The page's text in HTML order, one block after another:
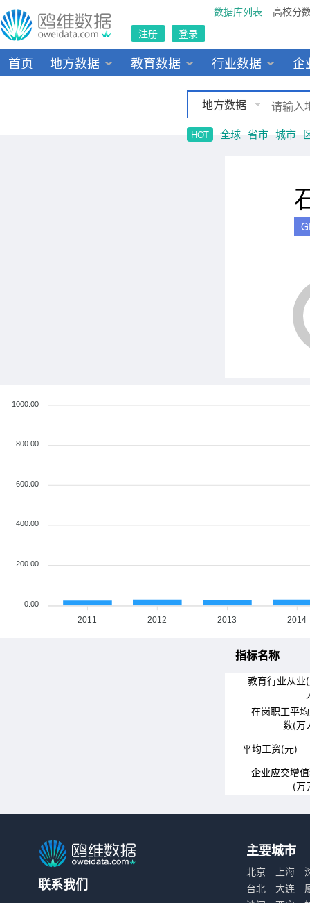
数据库列表
高校分
注册
登录
首页 地方数据 教育数据 行业数据 企
地方数据
HOT 全球 省市 城市
2011 2012 2013 2014
1000.00
800.00
600.00
400.00
200.00
0.00
指标名称
教育行业从业
在岗职工平
数(万
平均工资(元)
企业应交增
(万
联系我们
主要城市
北京 上海
台北
大连